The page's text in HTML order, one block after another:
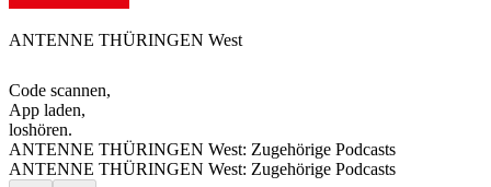
ANTENNE THÜRINGEN West
Code scannen,
App laden,
loshören.
ANTENNE THÜRINGEN West: Zugehörige Podcasts
ANTENNE THÜRINGEN West: Zugehörige Podcasts